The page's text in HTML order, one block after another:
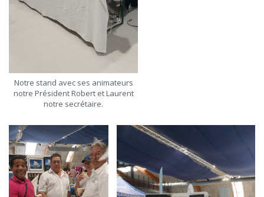
Notre stand avec ses animateurs
notre Président Robert et Laurent
notre secrétaire.